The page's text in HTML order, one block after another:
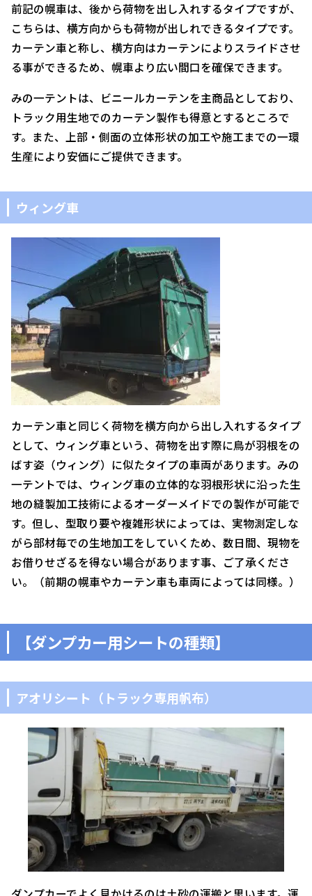
前記の幌車は、後から荷物を出し入れするタイプですが、
こちらは、横方向からも荷物が出しれできるタイプです。
カーテン車と称し、横方向はカーテンによりスライドさせ
る事ができるため、幌車より広い間口を確保できます。
みの一テントは、ビニールカーテンを主商品としており、
トラック用生地でのカーテン製作も得意とするところで
す。また、上部・側面の立体形状の加工や施工までの一環
生産により安価にご提供できます。
ウィング車
カーテン車と同じく荷物を横方向から出し入れするタイプ
として、ウィング車という、荷物を出す際に鳥が羽根をの
ばす姿（ウィング）に似たタイプの車両があります。みの
一テントでは、ウィング車の立体的な羽根形状に沿った生
地の縫製加工技術によるオーダーメイドでの製作が可能で
す。但し、型取り要や複雑形状によっては、実物測定しな
がら部材毎での生地加工をしていくため、数日間、現物を
お借りせざるを得ない場合があります事、ご了承くださ
い。（前期の幌車やカーテン車も車両によっては同様。）
【ダンプカー用シートの種類】
アオリシート（トラック専用帆布）